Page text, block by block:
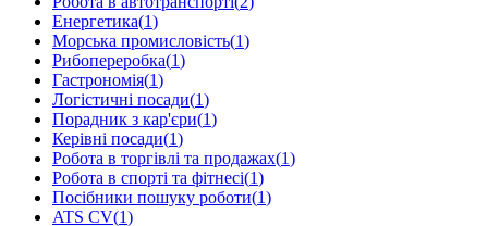
Енергетика(1)
Морська промисловість(1)
Рибопереробка(1)
Гастрономія(1)
Логістичні посади(1)
Порадник з кар'єри(1)
Керівні посади(1)
Робота в торгівлі та продажах(1)
Робота в спорті та фітнесі(1)
Посібники пошуку роботи(1)
ATS CV(1)